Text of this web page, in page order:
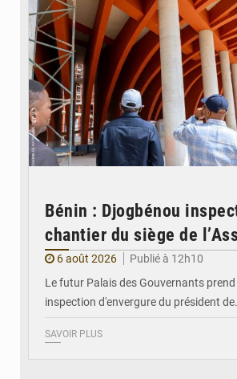
Bénin : Djogbénou
chantier du siège de
6 août 2026
Publié à 12h10
Le futur Palais des Gouvernants
inspection d'envergure du président
SAVOIR PLUS